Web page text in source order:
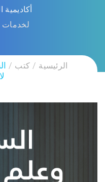
أكاديمية
لخدمات
الرئيسية كتب